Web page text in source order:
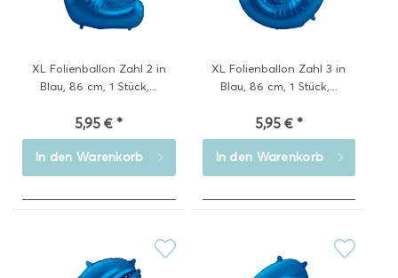
XL Folienballon Zahl 2 in
Blau, 86 cm, 1 Stück,...
5,95 € *
In den Warenkorb
XL Folienballon Zahl 3 in
Blau, 86 cm, 1 Stück,...
5,95 € *
In den Warenkorb